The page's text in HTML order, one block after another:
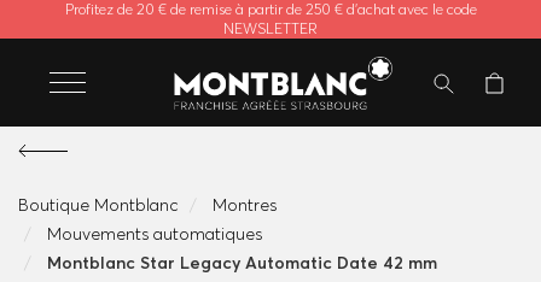
Profitez de 20 € de remise à partir de 250 € d'achat avec le code
NEWSLETTER
Boutique Montblanc
Montres
Mouvements automatiques
Montblanc Star Legacy Automatic Date 42 mm